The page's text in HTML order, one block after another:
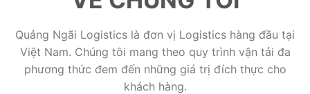
Quảng Ngãi Logistics là đơn vị Logistics hàng đầu tại
Việt Nam. Chúng tôi mang theo quy trình vận tải đa
phương thức đem đến những giá trị đích thực cho
khách hàng.